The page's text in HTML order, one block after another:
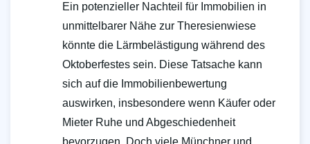
Ein potenzieller Nachteil für Immobilien in
unmittelbarer Nähe zur Theresienwiese
könnte die Lärmbelästigung während des
Oktoberfestes sein. Diese Tatsache kann
sich auf die Immobilienbewertung
auswirken, insbesondere wenn Käufer oder
Mieter Ruhe und Abgeschiedenheit
bevorzugen. Doch viele Münchner und